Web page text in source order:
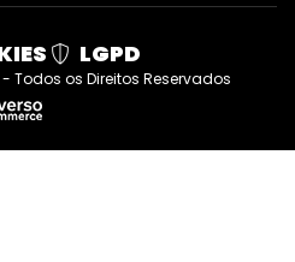
LGPD
- Todos os Direitos Reservados